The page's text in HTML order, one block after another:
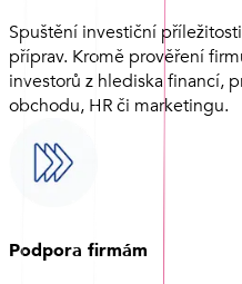
Spuštění investiční
příprav. Kromě prověření
investorů z hlediska financí,
obchodu, HR či marketingu.
Podpora firmám